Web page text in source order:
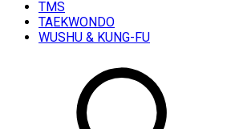
TMS
TAEKWONDO
WUSHU & KUNG-FU